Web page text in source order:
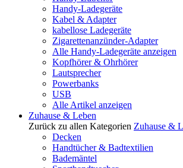
Handy-Ladegeräte
Kabel & Adapter
kabellose Ladegeräte
Zigarettenanzünder-Adapter
Alle Handy-Ladegeräte anzeigen
Kopfhörer & Ohrhörer
Lautsprecher
Powerbanks
USB
Alle Artikel anzeigen
Zuhause & Leben
Zurück zu allen Kategorien Zuhause &
Decken
Handtücher & Badtextilien
Bademäntel